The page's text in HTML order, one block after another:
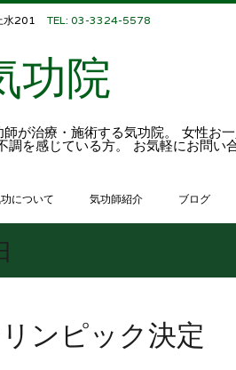
水201 TEL: 03-3324-5578
功院
が治療・施術する気功院。 女性お
を感じている方。 お気軽にお問い
について 気功師紹介 ブログ
ンピック決定